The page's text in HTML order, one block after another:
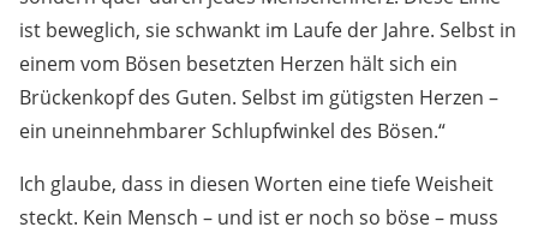
ist beweglich, sie schwankt im Laufe der Jahre. Selbst in
einem vom Bösen besetzten Herzen hält sich ein
Brückenkopf des Guten. Selbst im gütigsten Herzen –
ein uneinnehmbarer Schlupfwinkel des Bösen.“
Ich glaube, dass in diesen Worten eine tiefe Weisheit
steckt. Kein Mensch – und ist er noch so böse – muss